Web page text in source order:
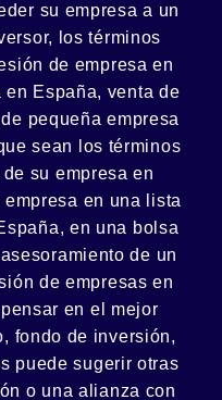
su empresa a un
, los términos
de empresa en
en España, venta de
pequeña empresa
sean los términos
su empresa en
en una lista
en una bolsa
de un
de empresas en
en el mejor
, fondo de inversión,
puede sugerir otras
o unaalianza con